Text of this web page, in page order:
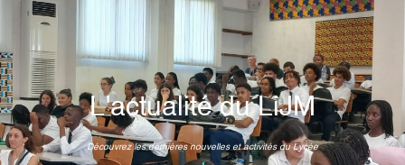
L'actualité du LiJM
Découvrez les dernières nouvelles et activités du Lycée